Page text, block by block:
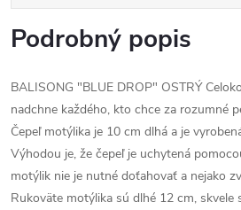
Podrobný popis
BALISONG "BLUE DROP" OSTRÝ
nadchne každého, kto chce za rozumné
Čepeľ motýlika je 10 cm dlhá a je
Výhodou je, že čepeľ je uchytená
motýlik nie je nutné doťahovať a nejako
Rukoväte motýlika sú dlhé 12 cm, skvele